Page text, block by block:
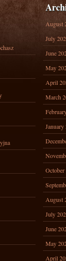
August
July
June
May
April
March
January
October
August
July
June
May
April